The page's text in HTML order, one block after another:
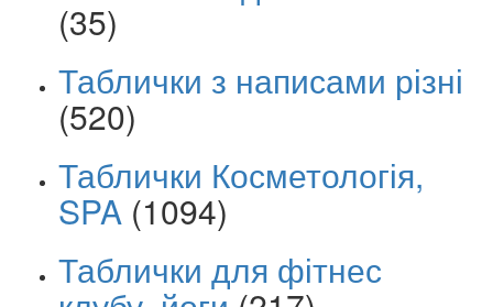
(35)
Таблички з написами різні
(520)
Таблички Косметологія,
SPA (1094)
Таблички для фітнес